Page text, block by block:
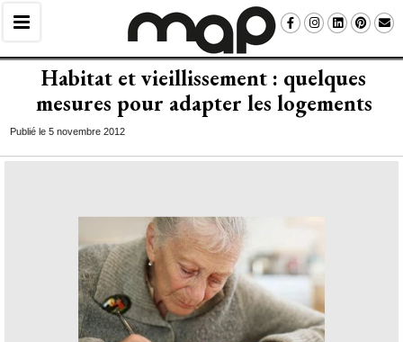
Habitat et vieillissement : quelques
mesures pour adapter les logements
Publié le 5 novembre 2012